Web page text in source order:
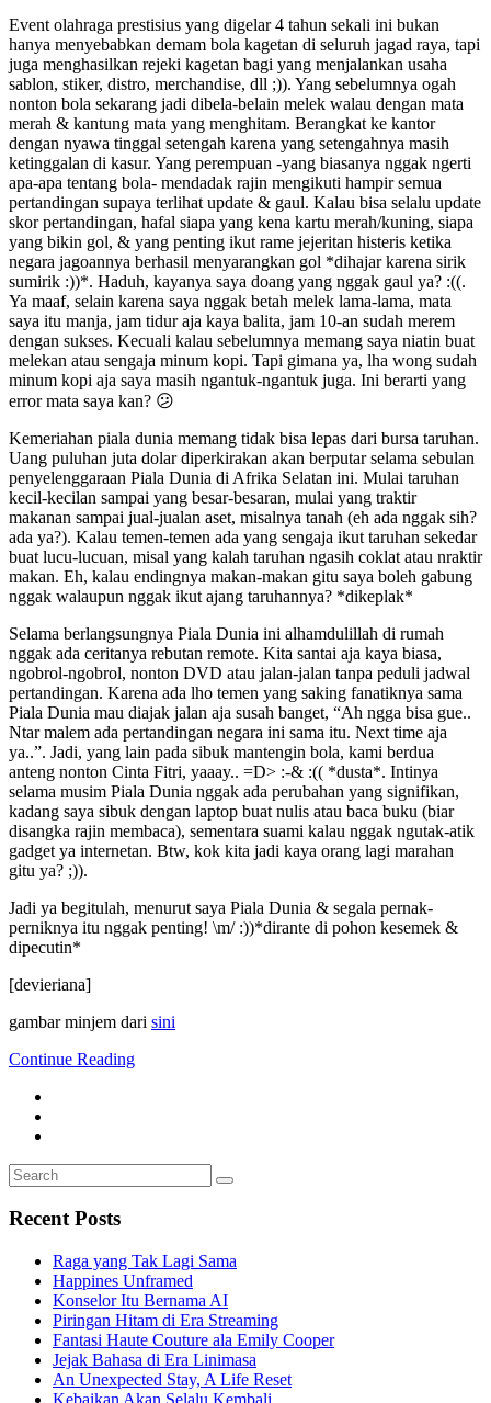
Event olahraga prestisius yang digelar 4 tahun sekali ini bukan
hanya menyebabkan demam bola kagetan di seluruh jagad raya, tapi
juga menghasilkan rejeki kagetan bagi yang menjalankan usaha
sablon, stiker, distro, merchandise, dll ;)). Yang sebelumnya ogah
nonton bola sekarang jadi dibela-belain melek walau dengan mata
merah & kantung mata yang menghitam. Berangkat ke kantor
dengan nyawa tinggal setengah karena yang setengahnya masih
ketinggalan di kasur. Yang perempuan -yang biasanya nggak ngerti
apa-apa tentang bola- mendadak rajin mengikuti hampir semua
pertandingan supaya terlihat update & gaul. Kalau bisa selalu update
skor pertandingan, hafal siapa yang kena kartu merah/kuning, siapa
yang bikin gol, & yang penting ikut rame jejeritan histeris ketika
negara jagoannya berhasil menyarangkan gol *dihajar karena sirik
sumirik :))*. Haduh, kayanya saya doang yang nggak gaul ya? :((.
Ya maaf, selain karena saya nggak betah melek lama-lama, mata
saya itu manja, jam tidur aja kaya balita, jam 10-an sudah merem
dengan sukses. Kecuali kalau sebelumnya memang saya niatin buat
melekan atau sengaja minum kopi. Tapi gimana ya, lha wong sudah
minum kopi aja saya masih ngantuk-ngantuk juga. Ini berarti yang
error mata saya kan? 😕
Kemeriahan piala dunia memang tidak bisa lepas dari bursa taruhan.
Uang puluhan juta dolar diperkirakan akan berputar selama sebulan
penyelenggaraan Piala Dunia di Afrika Selatan ini. Mulai taruhan
kecil-kecilan sampai yang besar-besaran, mulai yang traktir
makanan sampai jual-jualan aset, misalnya tanah (eh ada nggak sih?
ada ya?). Kalau temen-temen ada yang sengaja ikut taruhan sekedar
buat lucu-lucuan, misal yang kalah taruhan ngasih coklat atau nraktir
makan. Eh, kalau endingnya makan-makan gitu saya boleh gabung
nggak walaupun nggak ikut ajang taruhannya? *dikeplak*
Selama berlangsungnya Piala Dunia ini alhamdulillah di rumah
nggak ada ceritanya rebutan remote. Kita santai aja kaya biasa,
ngobrol-ngobrol, nonton DVD atau jalan-jalan tanpa peduli jadwal
pertandingan. Karena ada lho temen yang saking fanatiknya sama
Piala Dunia mau diajak jalan aja susah banget, “Ah ngga bisa gue..
Ntar malem ada pertandingan negara ini sama itu. Next time aja
ya..”. Jadi, yang lain pada sibuk mantengin bola, kami berdua
anteng nonton Cinta Fitri, yaaay.. =D> :-& :(( *dusta*. Intinya
selama musim Piala Dunia nggak ada perubahan yang signifikan,
kadang saya sibuk dengan laptop buat nulis atau baca buku (biar
disangka rajin membaca), sementara suami kalau nggak ngutak-atik
gadget ya internetan. Btw, kok kita jadi kaya orang lagi marahan
gitu ya? ;)).
Jadi ya begitulah, menurut saya Piala Dunia & segala pernak-
perniknya itu nggak penting! \m/ :))*dirante di pohon kesemek &
dipecutin*
[devieriana]
gambar minjem dari sini
Continue Reading
Search
for:
Search
Recent Posts
Raga yang Tak Lagi Sama
Happines Unframed
Konselor Itu Bernama AI
Piringan Hitam di Era Streaming
Fantasi Haute Couture ala Emily Cooper
Jejak Bahasa di Era Linimasa
An Unexpected Stay, A Life Reset
Kebaikan Akan Selalu Kembali